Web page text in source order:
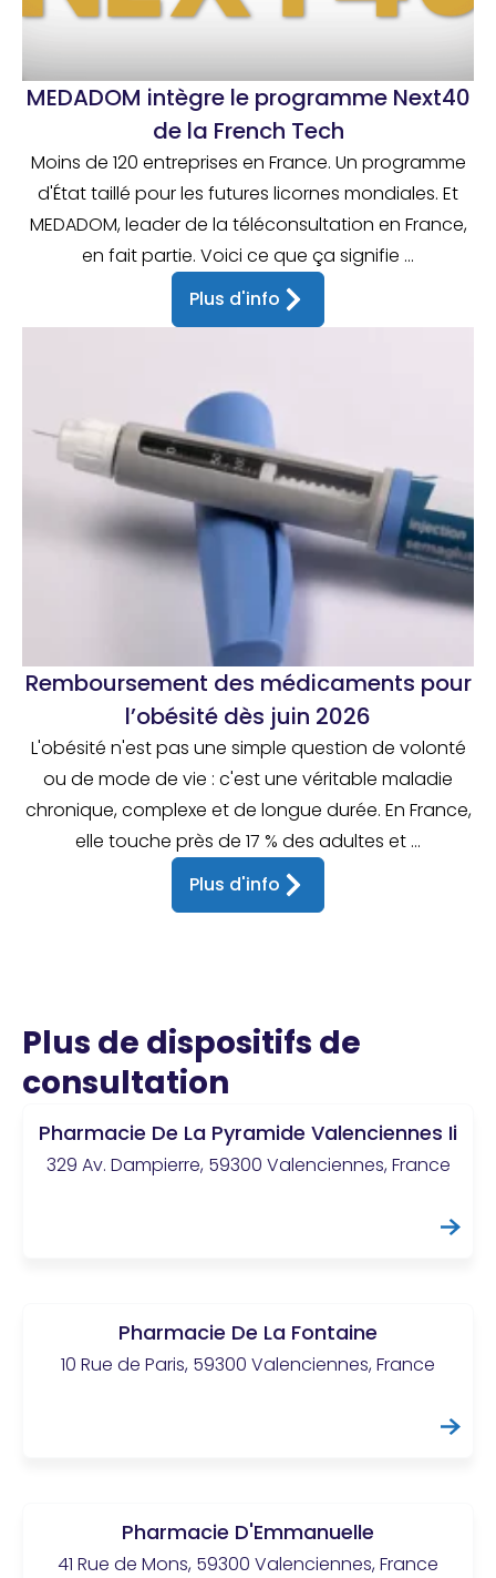
MEDADOM intègre le programme Next40
de la French Tech
Moins de 120 entreprises en France. Un programme
d'État taillé pour les futures licornes mondiales. Et
MEDADOM, leader de la téléconsultation en France,
en fait partie. Voici ce que ça signifie ...
Plus d'info
Remboursement des médicaments pour
l’obésité dès juin 2026
L'obésité n'est pas une simple question de volonté
ou de mode de vie : c'est une véritable maladie
chronique, complexe et de longue durée. En France,
elle touche près de 17 % des adultes et ...
Plus d'info
Plus de dispositifs de
consultation
Pharmacie De La Pyramide Valenciennes Ii
329 Av. Dampierre, 59300 Valenciennes, France
Pharmacie De La Fontaine
10 Rue de Paris, 59300 Valenciennes, France
Pharmacie D'Emmanuelle
41 Rue de Mons, 59300 Valenciennes, France